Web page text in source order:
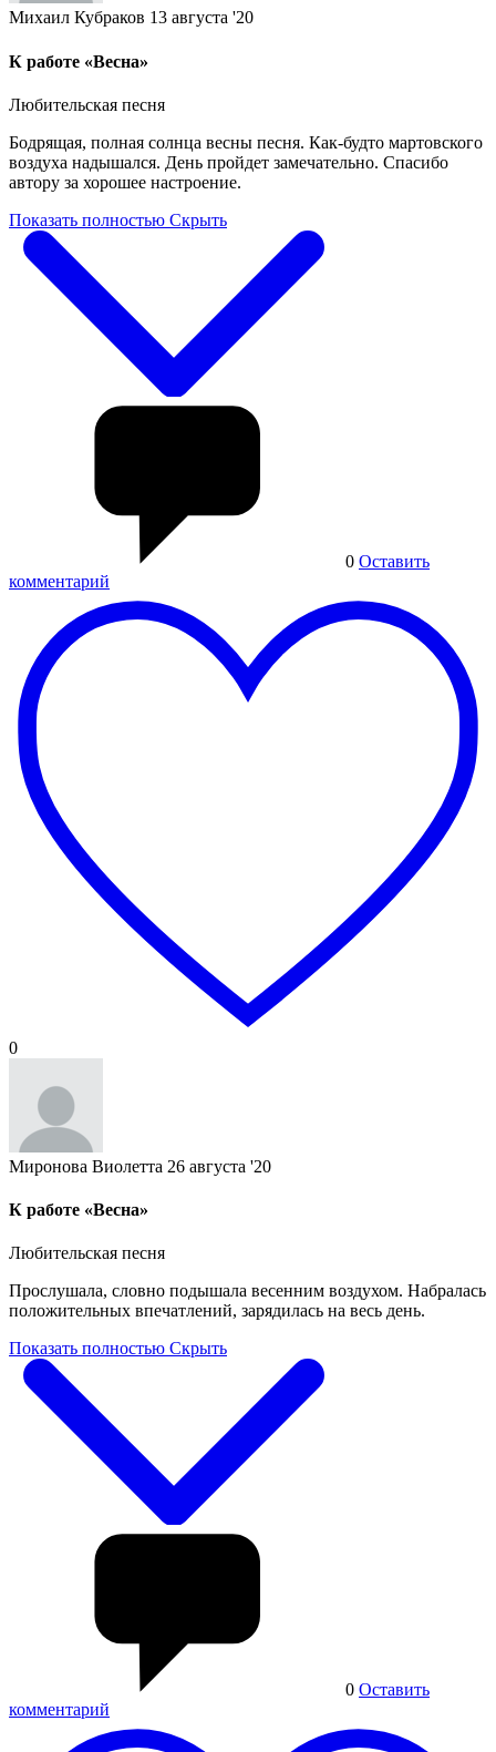
Михаил Кубраков 13 августа '20
К работе «Весна»
Любительская песня
Бодрящая, полная солнца весны песня. Как-будто мартовского
воздуха надышался. День пройдет замечательно. Спасибо
автору за хорошее настроение.
Показать полностью Скрыть
0 Оставить
комментарий
0
Миронова Виолетта 26 августа '20
К работе «Весна»
Любительская песня
Прослушала, словно подышала весенним воздухом. Набралась
положительных впечатлений, зарядилась на весь день.
Показать полностью Скрыть
0 Оставить
комментарий